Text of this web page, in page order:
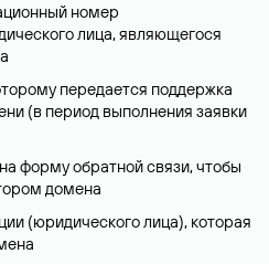
номер
лица, являющегося
передается поддержка
(в период выполнения заявки
форму обратной связи, чтобы
домена
(юридического лица), которая